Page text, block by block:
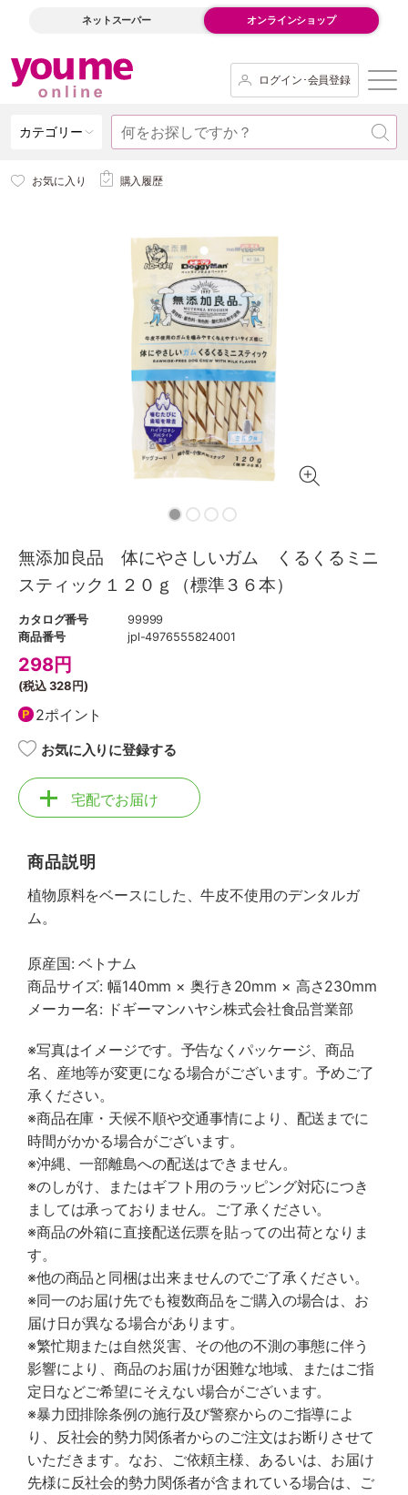
ネットスーパー オンラインショップ
ログイン･会員登録
カテゴリー
お気に入り 購入履歴
無添加良品 体にやさしいガム くるくるミニ
スティック１２０ｇ（標準３６本）
カタログ番号
99999
商品番号
jpl-4976555824001
298円
(税込328円)
2ポイント
お気に入りに登録する
宅配でお届け
商品説明
植物原料をベースにした、牛皮不使用のデンタルガ
ム。
原産国: ベトナム
商品サイズ: 幅140mm × 奥行き20mm × 高さ230mm
メーカー名: ドギーマンハヤシ株式会社食品営業部
※写真はイメージです。予告なくパッケージ、商品
名、産地等が変更になる場合がございます。予めご了
承ください。
※商品在庫・天候不順や交通事情により、配送までに
時間がかかる場合がございます。
※沖縄、一部離島への配送はできません。
※のしがけ、またはギフト用のラッピング対応につき
ましては承っておりません。ご了承ください。
※商品の外箱に直接配送伝票を貼っての出荷となりま
す。
※他の商品と同梱は出来ませんのでご了承ください。
※同一のお届け先でも複数商品をご購入の場合は、お
届け日が異なる場合があります。
※繁忙期または自然災害、その他の不測の事態に伴う
影響により、商品のお届けが困難な地域、またはご指
定日などご希望にそえない場合がございます。
※暴力団排除条例の施行及び警察からのご指導によ
り、反社会的勢力関係者からのご注文はお断りさせて
いただきます。なお、ご依頼主様、あるいは、お届け
先様に反社会的勢力関係者が含まれている場合は、ご